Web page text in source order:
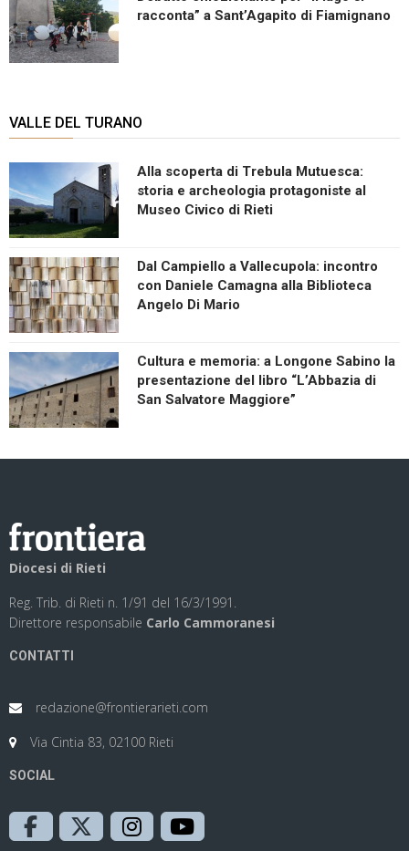
racconta” a Sant’Agapito di Fiamignano
VALLE DEL TURANO
Alla scoperta di Trebula Mutuesca:
storia e archeologia protagoniste al
Museo Civico di Rieti
Dal Campiello a Vallecupola: incontro
con Daniele Camagna alla Biblioteca
Angelo Di Mario
Cultura e memoria: a Longone Sabino la
presentazione del libro “L’Abbazia di
San Salvatore Maggiore”
Diocesi di Rieti
Reg. Trib. di Rieti n. 1/91 del 16/3/1991.
Direttore responsabile Carlo Cammoranesi
CONTATTI
redazione@frontierarieti.com
Via Cintia 83, 02100 Rieti
SOCIAL